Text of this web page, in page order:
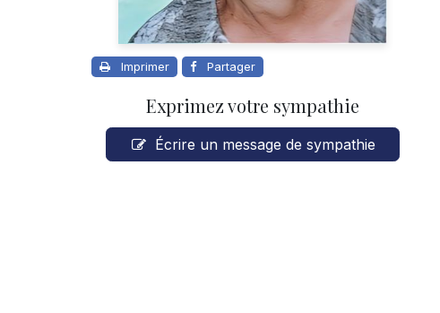
Imprimer Partager
Exprimez votre sympathie
Écrire un message de sympathie